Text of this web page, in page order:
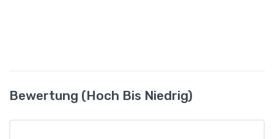
Bewertung (hoch Bis Niedrig)